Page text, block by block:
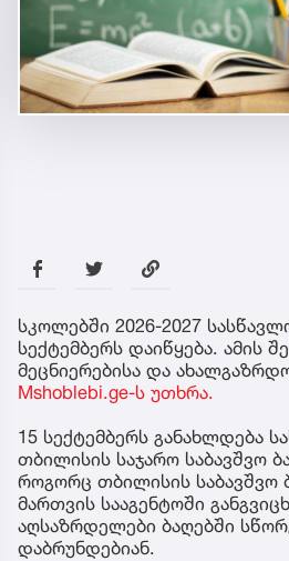
სკოლებში 2026-2027
სექტემბერს დაიწყება. ამის
მეცნიერებისა და
Mshoblebi.ge-ს უთხრა.
15 სექტემბერს განახლდება
თბილისის საჯარო საბავშვო
როგორც თბილისის საბავშვო
მართვის სააგენტოში
აღსაზრდელები ბაღებში
დაბრუნდებიან.